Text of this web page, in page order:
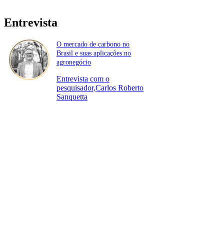
Entrevista
O mercado de carbono no
Brasil e suas aplicações no
agronegócio
Entrevista com o
pesquisador,Carlos Roberto
Sanquetta